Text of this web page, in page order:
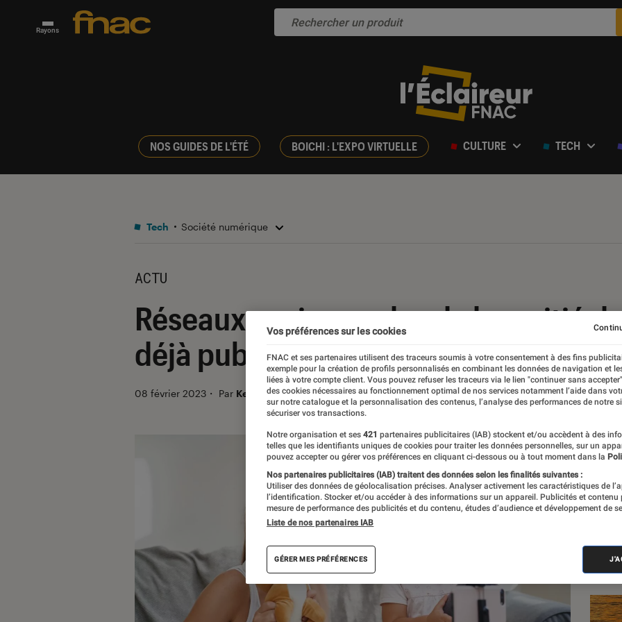
Rayons
NOS GUIDES DE L'ÉTÉ BOICHI : L'EXPO VIRTUELLE CULTURE TECH
Tech Société numérique
ACTU
Réseaux sociaux : plus de la moitié
déjà publié des photos ou vidéos de
08 février 2023 ・ Par Kesso Diallo
Vos préférences sur les cookies
FNAC et ses partenaires utilisent des traceurs soumis à votre consentement à des fins
exemple pour la création de profils personnalisés en combinant les données de navigation et
liées à votre compte client. Vous pouvez refuser les traceurs via le lien "continuer sans
des cookies nécessaires au fonctionnement optimal de nos services notamment l’aide dans
sur notre catalogue et la personnalisation des contenus, l’analyse des performances de notre
sécuriser vos transactions.
Notre organisation et ses 421 partenaires publicitaires (IAB) stockent et/ou accèdent à des
telles que les identifiants uniques de cookies pour traiter les données personnelles, sur un
pouvez accepter ou gérer vos préférences en cliquant ci-dessous ou à tout moment dans la
Nos partenaires publicitaires (IAB) traitent des données selon les finalités suivantes :
Utiliser des données de géolocalisation précises. Analyser activement les caractéristiques de
l’identification. Stocker et/ou accéder à des informations sur un appareil. Publicités et contenu
mesure de performance des publicités et du contenu, études d’audience et développement de
Liste de nos partenaires IAB
GÉRER MES PRÉFÉRENCES